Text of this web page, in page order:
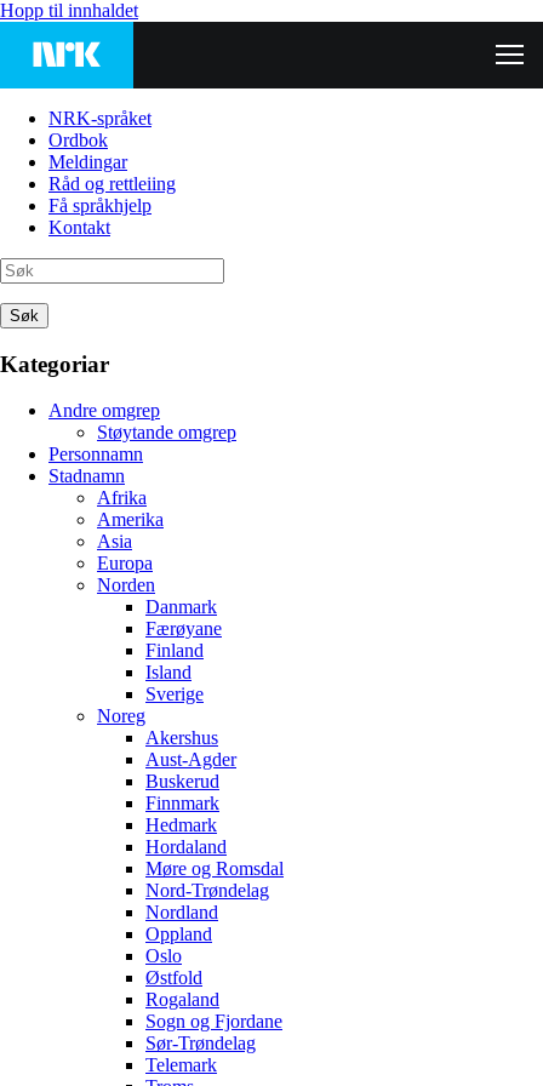
Hopp til innhaldet
NRK-språket
Ordbok
Meldingar
Råd og rettleiing
Få språkhjelp
Kontakt
Søk
Kategoriar
Andre omgrep
Støytande omgrep
Personnamn
Stadnamn
Afrika
Amerika
Asia
Europa
Norden
Danmark
Færøyane
Finland
Island
Sverige
Noreg
Akershus
Aust-Agder
Buskerud
Finnmark
Hedmark
Hordaland
Møre og Romsdal
Nord-Trøndelag
Nordland
Oppland
Oslo
Østfold
Rogaland
Sogn og Fjordane
Sør-Trøndelag
Telemark